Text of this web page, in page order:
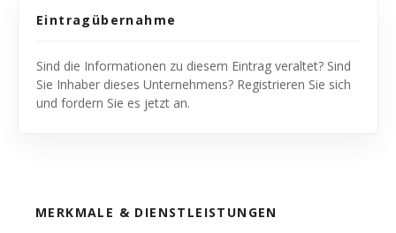
Eintragübernahme
Sind die Informationen zu diesem Eintrag veraltet? Sind
Sie Inhaber dieses Unternehmens? Registrieren Sie sich
und fordern Sie es jetzt an.
MERKMALE & DIENSTLEISTUNGEN